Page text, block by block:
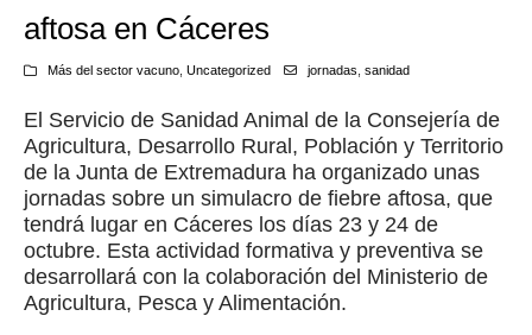
aftosa en Cáceres
Más del sector vacuno, Uncategorized jornadas sanidad
El Servicio de Sanidad Animal de la Consejería de
Agricultura, Desarrollo Rural, Población y Territorio
de la Junta de Extremadura ha organizado unas
jornadas sobre un simulacro de fiebre aftosa, que
tendrá lugar en Cáceres los días 23 y 24 de
octubre. Esta actividad formativa y preventiva se
desarrollará con la colaboración del Ministerio de
Agricultura, Pesca y Alimentación.